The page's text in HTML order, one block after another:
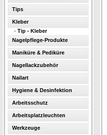
Tips
Kleber
- Tip - Kleber
Nagelpflege-Produkte
Maniküre & Pediküre
Nagellackzubehör
Nailart
Hygiene & Desinfektion
Arbeitsschutz
Arbeitsplatzleuchten
Werkzeuge